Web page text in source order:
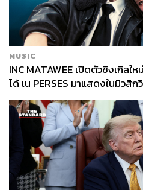
MUSIC
INC MATAWEE เปิดตัวซิงเกิลใ
ได้ เน PERSES มาแสดงในมิวสิก